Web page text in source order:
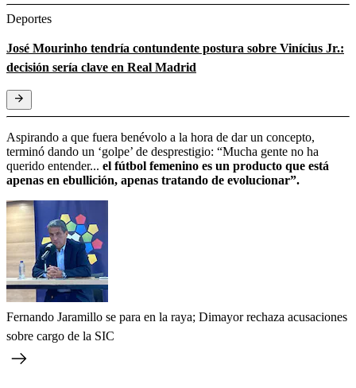
Deportes
José Mourinho tendría contundente postura sobre Vinícius Jr.:
decisión sería clave en Real Madrid
Aspirando a que fuera benévolo a la hora de dar un concepto,
terminó dando un ‘golpe’ de desprestigio: “Mucha gente no ha
querido entender... el fútbol femenino es un producto que está
apenas en ebullición, apenas tratando de evolucionar”.
Fernando Jaramillo se para en la raya; Dimayor rechaza acusaciones
sobre cargo de la SIC